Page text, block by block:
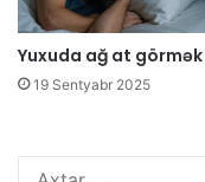
Yuxuda ağ at görmək
19 Sentyabr 2025